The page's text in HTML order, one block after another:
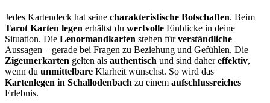
Jedes Kartendeck hat seine charakteristische Botschaften. Beim
Tarot Karten legen erhältst du wertvolle Einblicke in deine
Situation. Die Lenormandkarten stehen fürverständliche
Aussagen – gerade bei Fragen zu Beziehung und Gefühlen. Die
Zigeunerkarten gelten als authentisch und sind dahereffektiv,
wenn du unmittelbare Klarheit wünschst. So wird das
Kartenlegen in Schallodenbach zu einem aufschlussreiches
Erlebnis.